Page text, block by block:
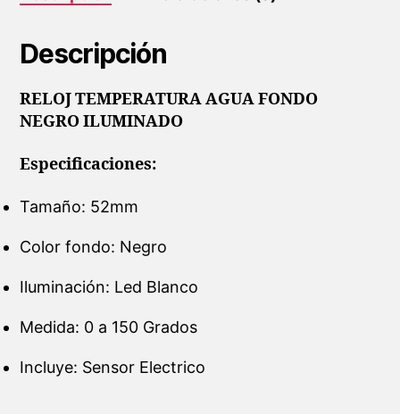
Descripción
RELOJ TEMPERATURA AGUA FONDO
NEGRO ILUMINADO
Especificaciones:
Tamaño: 52mm
Color fondo: Negro
Iluminación: Led Blanco
Medida: 0 a 150 Grados
Incluye: Sensor Electrico